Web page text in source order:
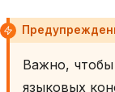
Важно, чтобы
языковых